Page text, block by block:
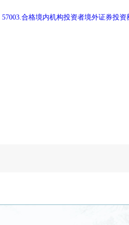
57003.合格境内机构投资者境外证券投资